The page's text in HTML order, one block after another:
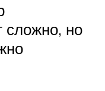
сложно, но